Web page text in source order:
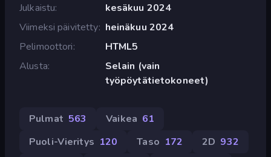
Julkaistu
kesäkuu 2024
Viimeksi päivitetty heinäkuu 2024
Pelimoottori
HTML5
Alusta
Selain (vain
työpöytätietokoneet)
Pulmat 563 Vaikea 61
Puoli-Vieritys 120 Taso 172 2D 932